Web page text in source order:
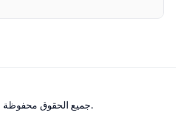
© 2026 Kalstein. جميع الحقوق محفوظة.